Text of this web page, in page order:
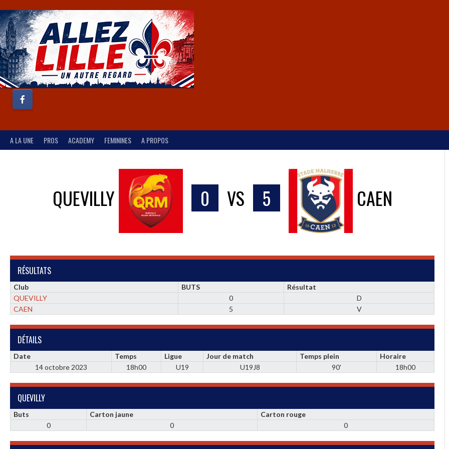
A LA UNE PROS ACADEMY FEMININES A PROPOS
QUEVILLY 0 VS 5 CAEN
RÉSULTATS
Club BUTS
Résultat
QUEVILLY
0
D
CAEN
5 V
DÉTAILS
Date Temps Ligue Jour de match Temps plein
Horaire
14 octobre 2023
18h00 U19 U19J8 90' 18h00
QUEVILLY
Buts Carton jaune
Carton rouge
0
0 0